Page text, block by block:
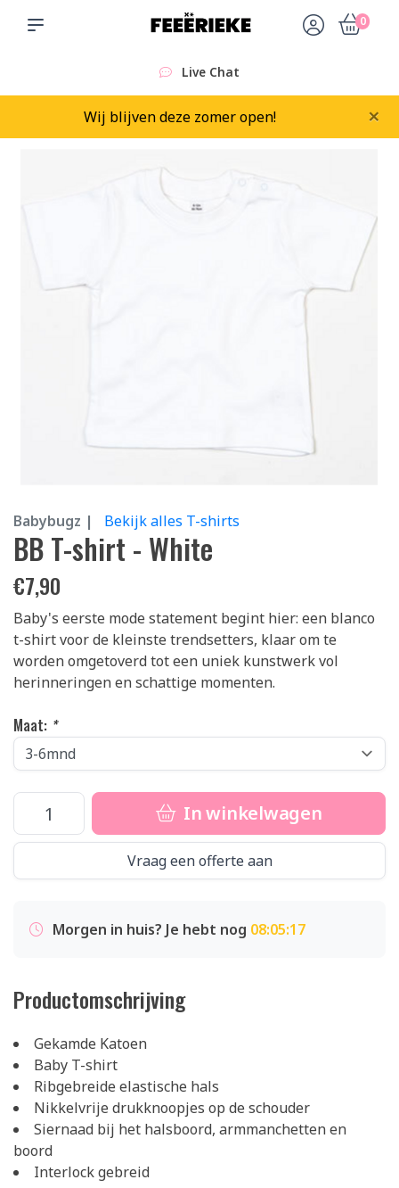
0
Live Chat
Wij blijven deze zomer open! ×
Babybugz | Bekijk alles T-shirts
BB T-shirt - White
€7,90
Baby's eerste mode statement begint hier: een blanco
t-shirt voor de kleinste trendsetters, klaar om te
worden omgetoverd tot een uniek kunstwerk vol
herinneringen en schattige momenten.
Maat: *
In winkelwagen
Vraag een offerte aan
Morgen in huis? Je hebt nog 08:05:17
Productomschrijving
Gekamde Katoen
Baby T-shirt
Ribgebreide elastische hals
Nikkelvrije drukknoopjes op de schouder
Siernaad bij het halsboord, armmanchetten en
boord
Interlock gebreid